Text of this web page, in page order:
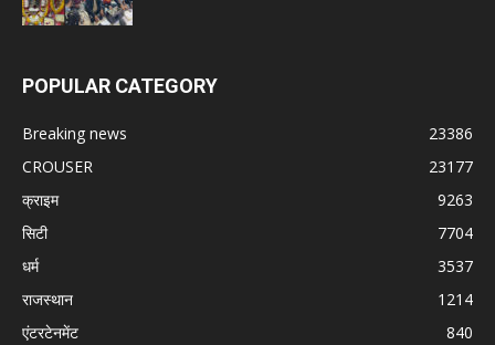
POPULAR CATEGORY
Breaking news
23386
CROUSER
23177
क्राइम
9263
सिटी
7704
धर्म
3537
राजस्थान
1214
एंटरटेनमेंट
840